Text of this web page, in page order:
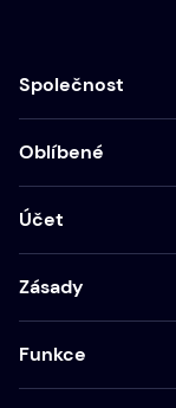
Společnost
Oblíbené
Účet
Zásady
Funkce